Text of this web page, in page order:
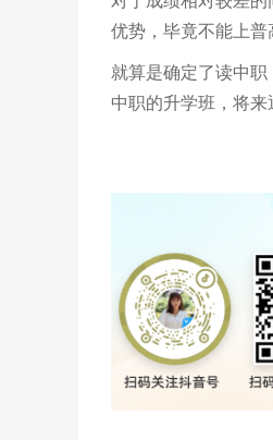
优势，毕竟不能上普
就算是确定了读中
中职的升学班，将来